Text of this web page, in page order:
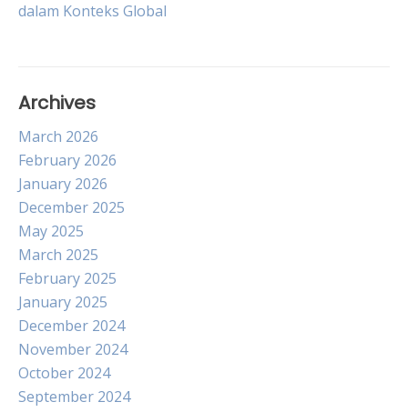
navigation
dalam Konteks Global
Archives
March 2026
February 2026
January 2026
December 2025
May 2025
March 2025
February 2025
January 2025
December 2024
November 2024
October 2024
September 2024